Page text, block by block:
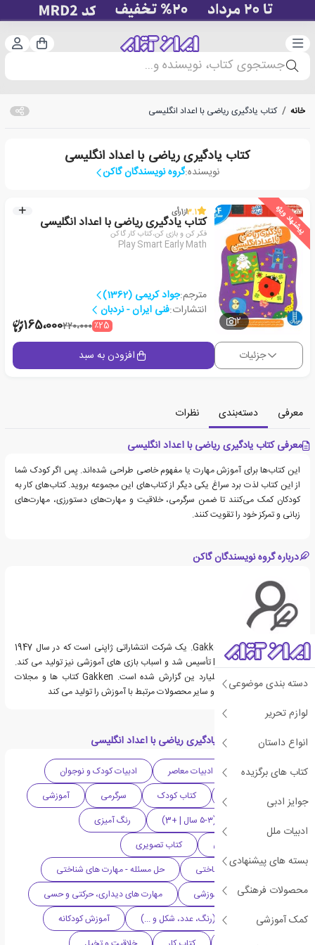
دسته‌بندی سبد
جستجوی کتاب، نویسنده و...
دسته بندی موضوعی
لوازم تحریر
انواع داستان
کتاب های برگزیده
جوایز ادبی
ادبیات ملل
بسته های پیشنهادی
محصولات فرهنگی
کمک آموزشی
خانه / کتاب یادگیری ریاضی با اعداد انگلیسی
کتاب یادگیری ریاضی با اعداد انگلیسی
نویسنده:گروه نویسندگان گاکن
پیشنهاد ویژه
2
3.1از1رأی
کتاب یادگیری ریاضی با اعداد انگلیسی
فکر کن و بازی کن،کتاب کار گاکن
Play Smart Early Math
مترجم:جواد کریمی (1362)
انتشارات:فنی ایران - نردبان
٪25220،000165،000
جزئیات افزودن به سبد
معرفی دسته‌بندی
نظرات
معرفی کتاب یادگیری ریاضی با اعداد انگلیسی
این کتاب‌ها برای آموزش مهارت یا مفهوم خاصی طراحی شده‌اند. پس اگر کودک شما
از این کتاب لذت برد سراغ یکی دیگر از کتاب‌های این مجموعه بروید. کتاب‌های کار به
کودکان کمک می‌کنند تا ضمن سرگرمی، خلاقیت و مهارت‌های دستورزی، مهارت‌های
زبانی و تمرکز خود را تقویت کنند.
درباره گروه نویسندگان گاکن
Gakken Holdings Co., Ltd. یک شرکت انتشاراتی ژاپنی است که در سال 1947
توسط Hideto Furuoka تأسیس شد و اسباب بازی های آموزشی نیز تولید می کند.
فروش سالانه آنها 90 میلیارد ین گزارش شده است. Gakken کتاب ها و مجلات
آموزشی را منتشر می کند و سایر محصولات مرتبط با آموزش را تولید می کند
دسته بندی های کتاب یادگیری ریاضی با اعداد انگلیسی
ادبیات ژاپن ادبیات معاصر
ادبیات کودک و نوجوان
دهه 2010 میلادی
کتاب کودک سرگرمی
آموزشی
نوپا (۳-۵ سال | +3)
رنگ آمیزی
آموزش زبان انگلیسی
کتاب تصویری
تمرکز - مهارت های شناختی
حل مسئله - مهارت های شناختی
اعداد - مهارت های آموزشی
مهارت های دیداری، حرکتی و حسی
آموزش مفاهیم پایه (رنگ، عدد، شکل و ...)
آموزش کودکانه